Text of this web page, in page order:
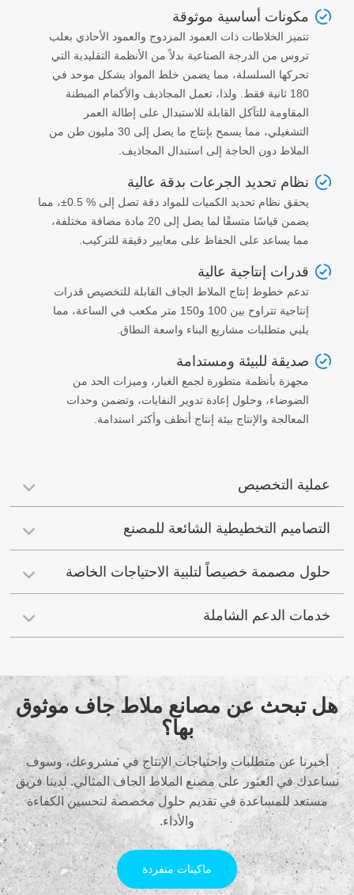
مكونات أساسية موثوقة
تتميز الخلاطات ذات العمود المزدوج والعمود الأحادي بعلب
تروس من الدرجة الصناعية بدلاً من الأنظمة التقليدية التي
تحركها السلسلة، مما يضمن خلط المواد بشكل موحد في
180 ثانية فقط. ولذا، تعمل المجاذيف والأكمام المبطنة
المقاومة للتآكل القابلة للاستبدال على إطالة العمر
التشغيلي، مما يسمح بإنتاج ما يصل إلى 30 مليون طن من
الملاط دون الحاجة إلى استبدال المجاذيف.
نظام تحديد الجرعات بدقة عالية
يحقق نظام تحديد الكميات للمواد دقة تصل إلى % ±0.5، مما
يضمن قياسًا متسقًا لما يصل إلى 20 مادة مضافة مختلفة،
مما يساعد على الحفاظ على معايير دقيقة للتركيب.
قدرات إنتاجية عالية
تدعم خطوط إنتاج الملاط الجاف القابلة للتخصيص قدرات
إنتاجية تتراوح بين 100 و150 متر مكعب في الساعة، مما
يلبي متطلبات مشاريع البناء واسعة النطاق.
صديقة للبيئة ومستدامة
مجهزة بأنظمة متطورة لجمع الغبار، وميزات الحد من
الضوضاء، وحلول إعادة تدوير النفايات، وتضمن وحدات
المعالجة والإنتاج بيئة إنتاج أنظف وأكثر استدامة.
عملية التخصيص
التصاميم التخطيطية الشائعة للمصنع
حلول مصممة خصيصاً لتلبية الاحتياجات الخاصة
خدمات الدعم الشاملة
هل تبحث عن مصانع ملاط جاف موثوق
بها؟
أخبرنا عن متطلبات واحتياجات الإنتاج في مشروعك، وسوف
نساعدك في العثور على مصنع الملاط الجاف المثالي. لدينا فريق
مستعد للمساعدة في تقديم حلول مخصصة لتحسين الكفاءة
والأداء.
ماكينات منفردة